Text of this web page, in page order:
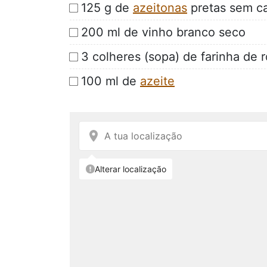
125 g de azeitonas pretas sem
200 ml de vinho branco seco
3 colheres (sopa) de farinha de
100 ml de azeite